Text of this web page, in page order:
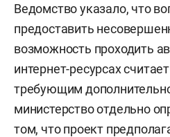
Ведомство указало, что
предоставить
возможность проходить
интернет-ресурсах
требующим
министерство отдельно
том, что проект